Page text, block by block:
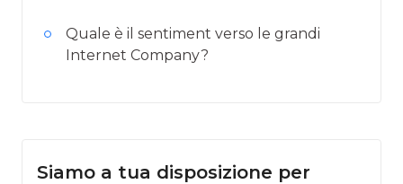
Quale è il sentiment verso le grandi
Internet Company?
Siamo a tua disposizione per